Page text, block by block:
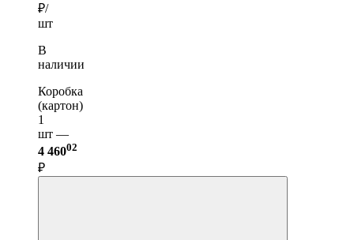
₽/
шт
В
наличии
Коробка
(картон)
1
шт —
4 46002
₽